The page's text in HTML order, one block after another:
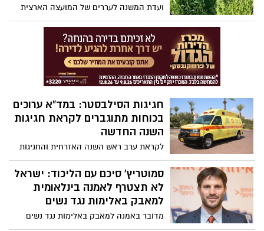
מרץ הקרוב ויוכל להפוך לאלוף העולם!
ועדת המשנה לעררים של המועצה הארצית
לתכנון ובניה הודיעה לאחרונה על דחיית
התנגדות המועצה המקומית גדרה, תושבי
השכונה והמועצה לשימור אתרי מורשת
יחידות דיור במתחם היקב ההיסטורי - יימשכו
כרגיל.
חגיגות הסילבסטר: במד"א ערוכים
בכוחות מתוגברים לקראת חגיגות
השנה החדשה
לקראת ערב ראש השנה האזרחית והחגיגות
המסורתיות, במד"א נערכים בהתאם וממליצים
כיצד לעבור את החגיגות בשלום
סמוטריץ' סיכם עם הליכוד: ישראל
לא תצטרף לאמנה בינלאומית
למאבק באלימות נגד נשים
מדובר באמנה למאבק באלימות נגד נשים
שאליה הצטרפו יותר מ-40 מדינות באירופה